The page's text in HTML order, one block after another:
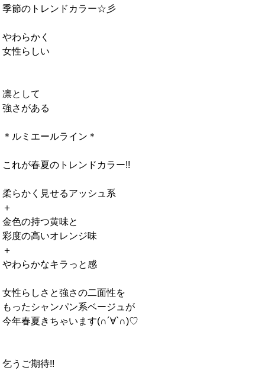
季節のトレンドカラー☆彡
やわらかく
女性らしい
凛として
強さがある
＊ルミエールライン＊
これが春夏のトレンドカラー!!
柔らかく見せるアッシュ系
＋
金色の持つ黄味と
彩度の高いオレンジ味
＋
やわらかなキラっと感
女性らしさと強さの二面性を
もったシャンパン系ベージュが
今年春夏きちゃいます(∩´∀`∩)♡
乞うご期待!!